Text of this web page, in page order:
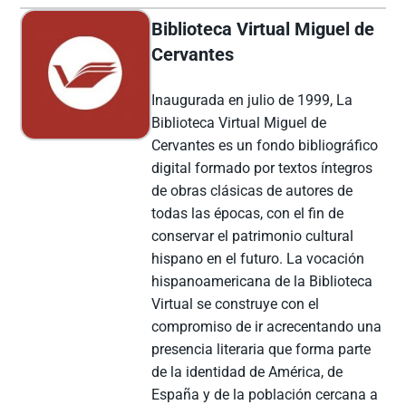
Biblioteca Virtual Miguel de
Cervantes
Inaugurada en julio de 1999, La
Biblioteca Virtual Miguel de
Cervantes es un fondo bibliográfico
digital formado por textos íntegros
de obras clásicas de autores de
todas las épocas, con el fin de
conservar el patrimonio cultural
hispano en el futuro. La vocación
hispanoamericana de la Biblioteca
Virtual se construye con el
compromiso de ir acrecentando una
presencia literaria que forma parte
de la identidad de América, de
España y de la población cercana a